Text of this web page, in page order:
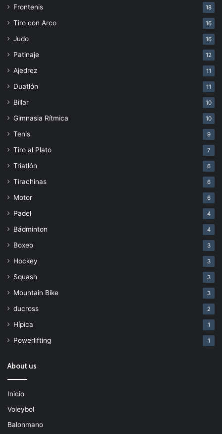
Frontenis 18
Tiro con Arco 16
Judo 16
Patinaje 12
Ajedrez 11
Duatlón 11
Billar 10
Gimnasia Rítmica 10
Tenis 9
Tiro al Plato 7
Triatlón 6
Tirachinas 6
Motor 6
Padel 4
Bádminton 4
Boxeo 3
Hockey 3
Squash 3
Mountain Bike 3
ducross 2
Hípica 1
Powerlifting 1
About us
Inicio
Voleybol
Balonmano